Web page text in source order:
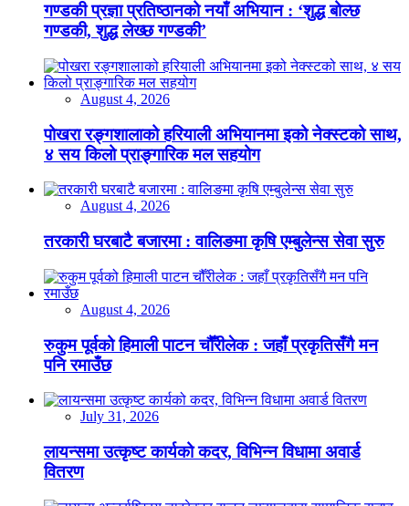
गण्डकी प्रज्ञा प्रतिष्ठानको नयाँ अभियान : ‘शुद्ध बोल्छ
गण्डकी, शुद्ध लेख्छ गण्डकी’
August 4, 2026
पोखरा रङ्गशालाको हरियाली अभियानमा इको नेक्स्टको साथ,
४ सय किलो प्राङ्गारिक मल सहयोग
August 4, 2026
तरकारी घरबाटै बजारमा : वालिङमा कृषि एम्बुलेन्स सेवा सुरु
August 4, 2026
रुकुम पूर्वको हिमाली पाटन चौँरीलेक : जहाँ प्रकृतिसँगै मन
पनि रमाउँछ
July 31, 2026
लायन्समा उत्कृष्ट कार्यको कदर, विभिन्न विधामा अवार्ड
वितरण